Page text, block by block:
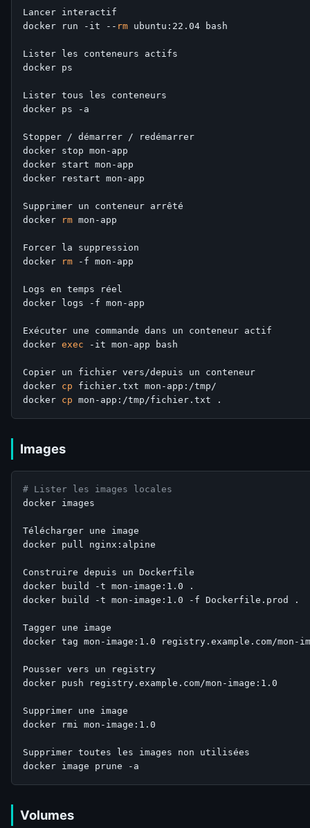
Lancer interactif
docker run -it -- rm ubuntu:22.04 bash
Lister les conteneurs actifs
docker ps
Lister tous les conteneurs
docker ps -a
Stopper / démarrer / redémarrer
docker stop mon-app
docker start mon-app
docker restart mon-app
Supprimer un conteneur arrêté
docker
rm mon-app
Forcer la suppression
docker
rm -f mon-app
Logs en temps réel
docker logs -f mon-app
Exécuter une commande dans un conteneur actif
docker exec -it mon-app bash
Copier un fichier vers/depuis un conteneur
docker cp fichier.txt mon-app:/tmp/
docker cp
Images
# Lister les images locales
docker images
Télécharger une image
docker pull nginx:alpine
Construire depuis un Dockerfile
docker build -t mon-image:1.0 .
docker build -t mon-image:1.0 -f Dockerfile.prod .
Tagger une image
docker tag mon-image:1.0 registry.example.com/mon-
Pousser vers un registry
docker push registry.example.com/mon-image:1.0
Supprimer une image
docker rmi mon-image:1.0
Supprimer toutes les images non utilisées
Volumes